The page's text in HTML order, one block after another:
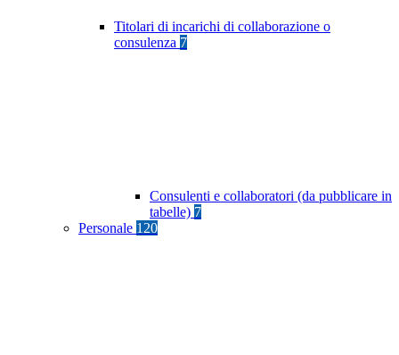
Titolari di incarichi di collaborazione o
consulenza 7
Consulenti e collaboratori (da pubblicare in
tabelle) 7
Personale 120